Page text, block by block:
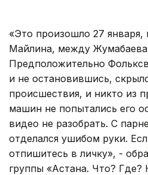
«Это произошло 27 января,
Майлина, между
Предположительно
и не остановившись,
происшествия, и никто из
машин не попытались его
видео не разобрать. С
отделался ушибом руки.
отпишитесь в личку», -
группы «Астана. Что? Где?